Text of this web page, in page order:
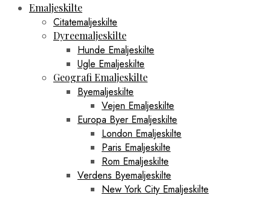
Emaljeskilte
Citatemaljeskilte
Dyreemaljeskilte
Hunde Emaljeskilte
Ugle Emaljeskilte
Geografi Emaljeskilte
Byemaljeskilte
Vejen Emaljeskilte
Europa Byer Emaljeskilte
London Emaljeskilte
Paris Emaljeskilte
Rom Emaljeskilte
Verdens Byemaljeskilte
New York City Emaljeskilte